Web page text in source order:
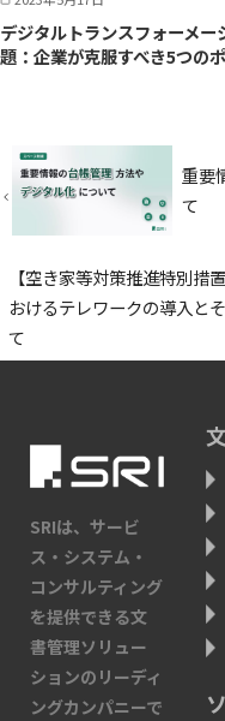
デジタルトランスフォーメ
題：企業が克服すべき5つの
重要
て
【空き家等対策推進特別措
おけるテレワークの導入と
て
SRIは、サービ
ス・システム・
コンサルティング
を提供できる文
書管理ソリュー
ションのリーディ
ングカンパニーで